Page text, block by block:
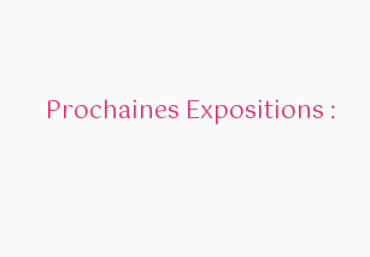
Prochaines Expositions :